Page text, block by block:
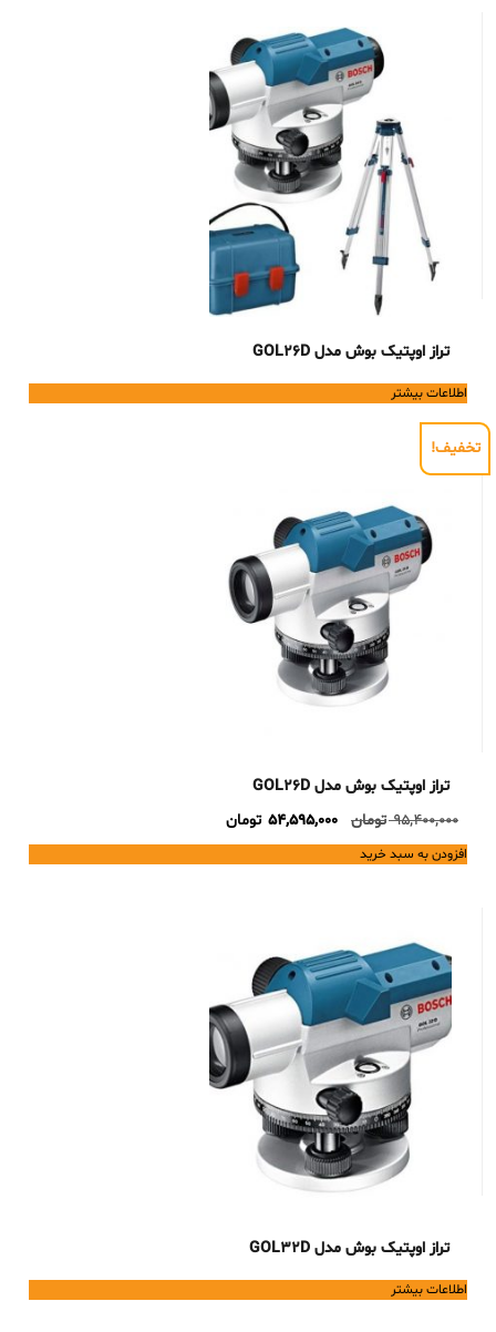
تراز اوپتیک بوش مدل GOL26D
اطلاعات بیشتر
تخفیف!
تراز اوپتیک بوش مدل GOL26D
95,400,000 تومان
Original
price
was:
54,595,000 تومانCurrent
price
is:
افزودن به سبد خرید
تراز اوپتیک بوش مدل GOL32D
اطلاعات بیشتر